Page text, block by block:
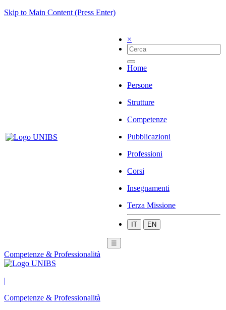
Skip to Main Content (Press Enter)
×
Home
Persone
Strutture
Competenze
Pubblicazioni
Professioni
Corsi
Insegnamenti
Terza Missione
IT EN
☰
Competenze & Professionalità
|
Competenze & Professionalità